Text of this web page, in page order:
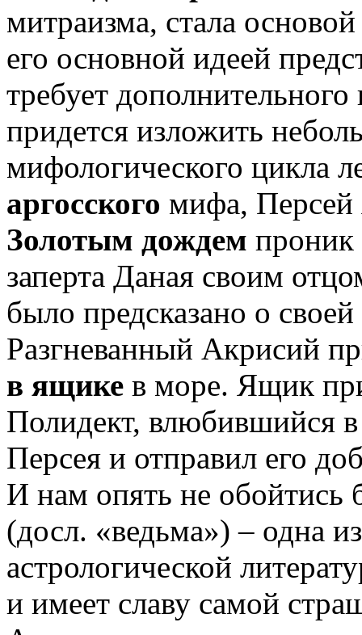
митраизма, стала
его основной идеей
требует
придется изложить
мифологического цикла
аргосского мифа, Персей
Золотым дождем проник
заперта Даная своим
было предсказано о
Разгневанный Акрисий
в ящике в море. Ящик
Полидект, влюбившийся
Персея и отправил его
И нам опять не обойтись
(досл. «ведьма») – одна
астрологической
и имеет славу самой